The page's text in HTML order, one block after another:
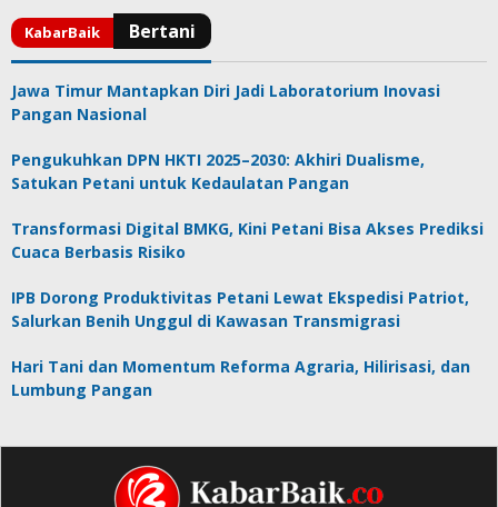
Jawa Timur Mantapkan Diri Jadi Laboratorium Inovasi
Pangan Nasional
Pengukuhkan DPN HKTI 2025–2030: Akhiri Dualisme,
Satukan Petani untuk Kedaulatan Pangan
Transformasi Digital BMKG, Kini Petani Bisa Akses Prediksi
Cuaca Berbasis Risiko
IPB Dorong Produktivitas Petani Lewat Ekspedisi Patriot,
Salurkan Benih Unggul di Kawasan Transmigrasi
Hari Tani dan Momentum Reforma Agraria, Hilirisasi, dan
Lumbung Pangan